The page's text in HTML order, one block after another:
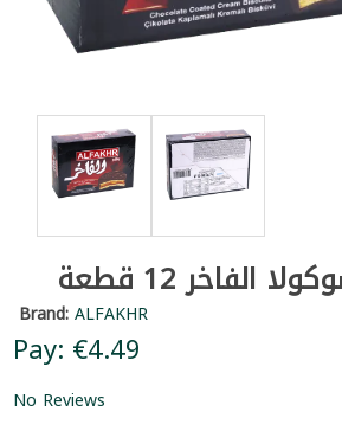
الفاخر 12 قطعة
Brand:ALFAKHR
Pay: €4.49
No Reviews